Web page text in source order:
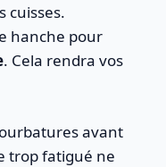
cuisses.
hanche pour
. Cela rendra vos
avant
trop fatigué ne